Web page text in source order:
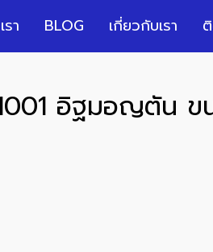
า BLOG เกี่ยวกับเรา
อิฐมอญตัน ข